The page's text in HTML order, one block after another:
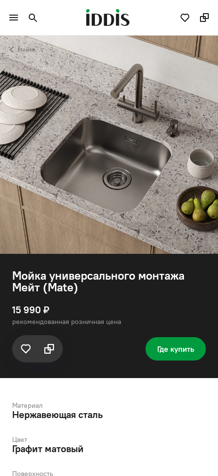
Мойки
Мойка универсального монтажа
Мейт (Mate)
15 990 ₽
рекомендованная розничная цена
Где купить
Материал
Нержавеющая сталь
Цвет
Графит матовый
Поверхность